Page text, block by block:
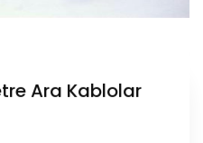
Ara Kablolar